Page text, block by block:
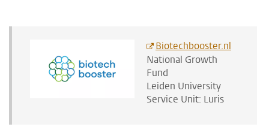
Biotechbooster.nl
National Growth
Fund
Leiden University
Service Unit: Luris